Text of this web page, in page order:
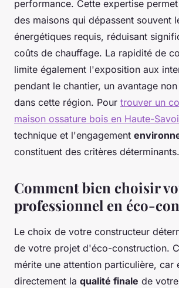
performance. Cette expertise
des maisons qui dépassent souvent
énergétiques requis, réduisant
coûts de chauffage. La rapidité de
limite également l'exposition aux
pendant le chantier, un avantage
dans cette région. Pour trouver un
maison ossature bois en Haute-
technique et l'engagement
constituent des critères déterminants.
Comment bien choisir
professionnel en éco-
Le choix de votre constructeur
de votre projet d'éco-construction.
mérite une attention particulière, car
directement la qualité finale de